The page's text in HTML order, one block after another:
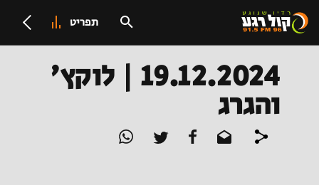
תפריט
19.12.2024 | לוקץ'
והגרג